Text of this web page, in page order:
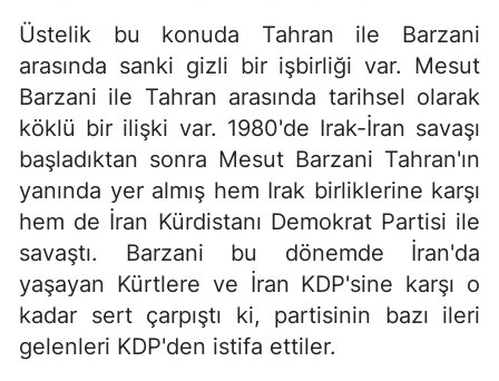
Üstelik bu konuda Tahran ile Barzani
arasında sanki gizli bir işbirliği var. Mesut
Barzani ile Tahran arasında tarihsel olarak
köklü bir ilişki var. 1980'de Irak-İran savaşı
başladıktan sonra Mesut Barzani Tahran'ın
yanında yer almış hem Irak birliklerine karşı
hem de İran Kürdistanı Demokrat Partisi ile
savaştı. Barzani bu dönemde İran'da
yaşayan Kürtlere ve İran KDP'sine karşı o
kadar sert çarpıştı ki, partisinin bazı ileri
gelenleri KDP'den istifa ettiler.